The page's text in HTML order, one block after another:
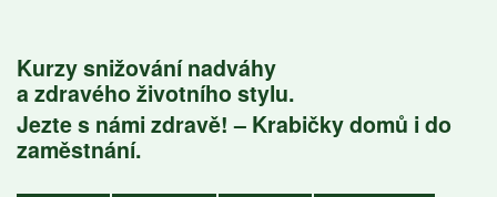
Kurzy snižování nadváhy
a zdravého životního stylu.
Jezte s námi zdravě! – Krabičky domů i do
zaměstnání.
Krabičky do